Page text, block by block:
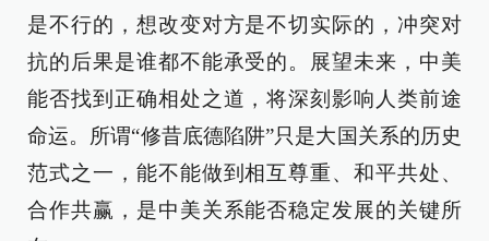
是不行的，想改变对方是不切实际的，冲突对
抗的后果是谁都不能承受的。展望未来，中美
能否找到正确相处之道，将深刻影响人类前途
命运。所谓“修昔底德陷阱”只是大国关系的历史
范式之一，能不能做到相互尊重、和平共处、
合作共赢，是中美关系能否稳定发展的关键所